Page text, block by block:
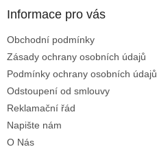
Informace pro vás
Obchodní podmínky
Zásady ochrany osobních údajů
Podmínky ochrany osobních údajů
Odstoupení od smlouvy
Reklamační řád
Napište nám
O Nás